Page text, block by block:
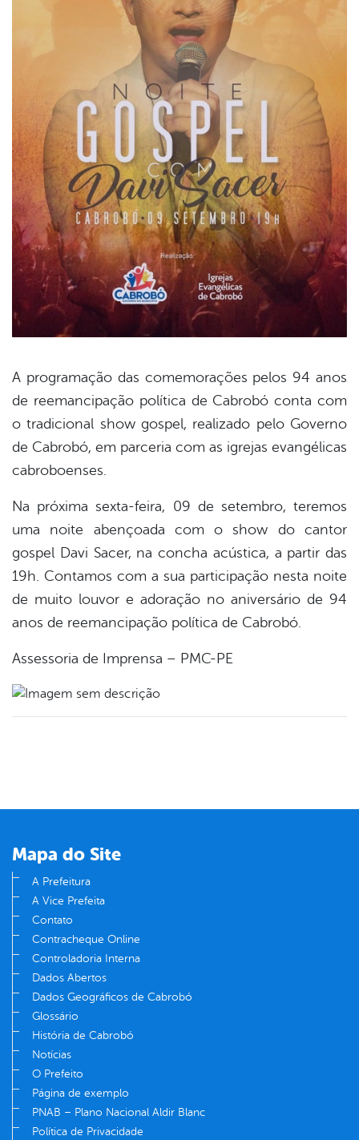
A programação das comemorações pelos 94 anos
de reemancipação política de Cabrobó conta com
o tradicional show gospel, realizado pelo Governo
de Cabrobó, em parceria com as igrejas evangélicas
cabroboenses.
Na próxima sexta-feira, 09 de setembro, teremos
uma noite abençoada com o show do cantor
gospel Davi Sacer, na concha acústica, a partir das
19h. Contamos com a sua participação nesta noite
de muito louvor e adoração no aniversário de 94
anos de reemancipação política de Cabrobó.
Assessoria de Imprensa – PMC-PE
Mapa do Site
A Prefeitura
A Vice Prefeita
Contato
Contracheque Online
Controladoria Interna
Dados Abertos
Dados Geográficos de Cabrobó
Glossário
História de Cabrobó
Notícias
O Prefeito
Página de exemplo
PNAB – Plano Nacional Aldir Blanc
Política de Privacidade